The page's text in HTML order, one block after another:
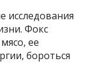
исследования
Фокс
ее
бороться